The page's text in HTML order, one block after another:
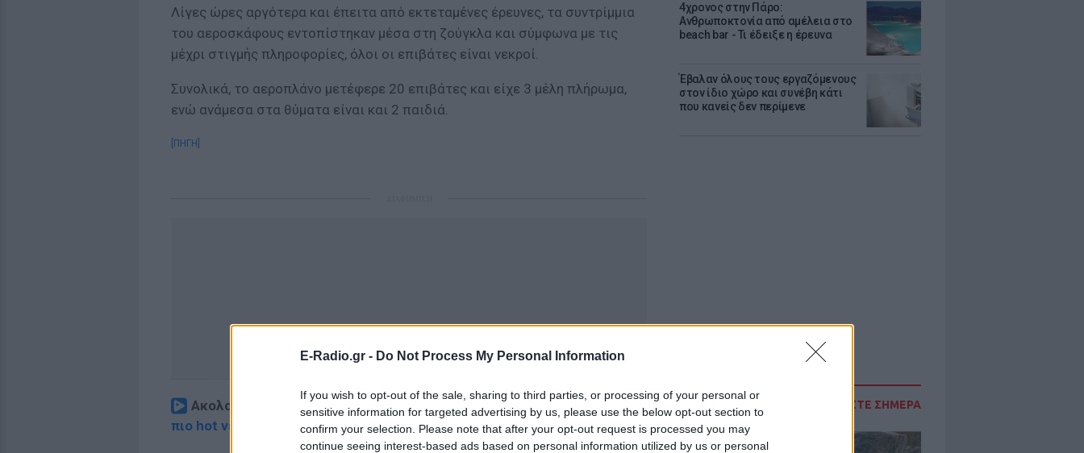
E-Radio.gr - Do Not Process My Personal Information
If you wish to opt-out of the sale, sharing to third parties, or processing of your personal or
sensitive information for targeted advertising by us, please use the below opt-out section to
confirm your selection. Please note that after your opt-out request is processed you may
continue seeing interest-based ads based on personal information utilized by us or personal
4χρονος στην Πάρο:
Ανθρωποκτονία από αμέλεια στο
beach bar - Τι έδειξε η έρευνα
Έβαλαν όλους τους εργαζόμενους
στον ίδιο χώρο και συνέβη κάτι
που κανείς δεν περίμενε
ΔΙΑΒΑΣΤΕ ΣΗΜΕΡΑ
Λίγες ώρες αργότερα και έπειτα από εκτεταμένες έρευνες, τα συντρίμμια
του αεροσκάφους εντοπίστηκαν μέσα στη ζούγκλα και σύμφωνα με τις
μέχρι στιγμής πληροφορίες, όλοι οι επιβάτες είναι νεκροί.
Συνολικά, το αεροπλάνο μετέφερε 20 επιβάτες και είχε 3 μέλη πλήρωμα,
ενώ ανάμεσα στα θύματα είναι και 2 παιδιά.
[ΠΗΓΗ]
Ακολουθήστε το E-Radio.gr στο Google News και μάθετε πρώτοι
τα
πιο hot νέα